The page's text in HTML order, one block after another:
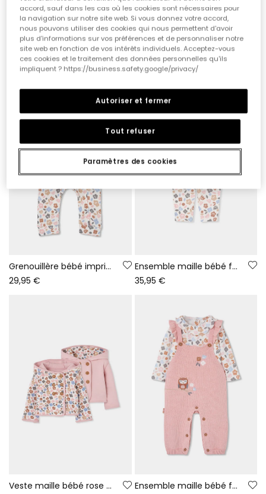
Robe en maille blanche fleurs brodées hiboux bébé
29,95 €
Grenouillère bébé rose brodée hiboux
29,95 €
Grenouillère bébé imprimé fleurs multicolore fermeture éclair
29,95 €
Ensemble maille bébé fille rose imprimé fleurs
35,95 €
Veste maille bébé rose réversible imprimé fleurs Ensemble maille bébé fille rose brodé hibou
accord, sauf dans les cas où les cookies sont nécessaires pour
la navigation sur notre site web. Si vous donnez votre accord,
nous pouvons utiliser des cookies qui nous permettent d'avoir
plus d'informations sur vos préférences et de personnaliser notre
site web en fonction de vos intérêts individuels. Acceptez-vous
ces cookies et le traitement des données personnelles qu'ils
impliquent ? https://business.safety.google/privacy/
Paramètres des cookies
Tout refuser
Autoriser et fermer